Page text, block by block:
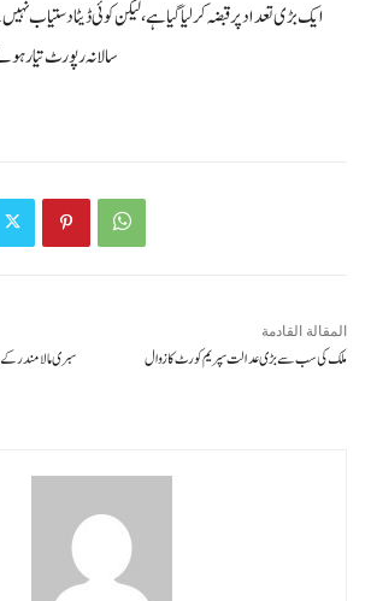
ایک بڑی تعداد پر قبضہ کر لیا گیا ہے، لیکن کوئی ڈیٹا دستیاب
سالانہ رپورٹ تیار
سبری
المقالة القادمة
ملک کی سب سے بڑی عدالت سپریم کورٹ کا زوال